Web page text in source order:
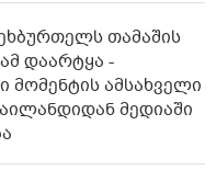
თამაშის
დაარტყა -
მომენტის ამსახველი
მედიაში